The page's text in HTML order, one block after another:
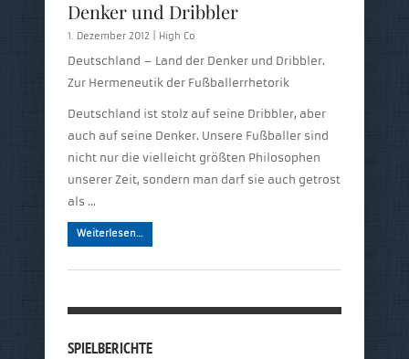
Denker und Dribbler
1. Dezember 2012 | High Co
Deutschland – Land der Denker und Dribbler.
Zur Hermeneutik der Fußballerrhetorik
Deutschland ist stolz auf seine Dribbler, aber
auch auf seine Denker. Unsere Fußballer sind
nicht nur die vielleicht größten Philosophen
unserer Zeit, sondern man darf sie auch getrost
als …
Weiterlesen…
SPIELBERICHTE